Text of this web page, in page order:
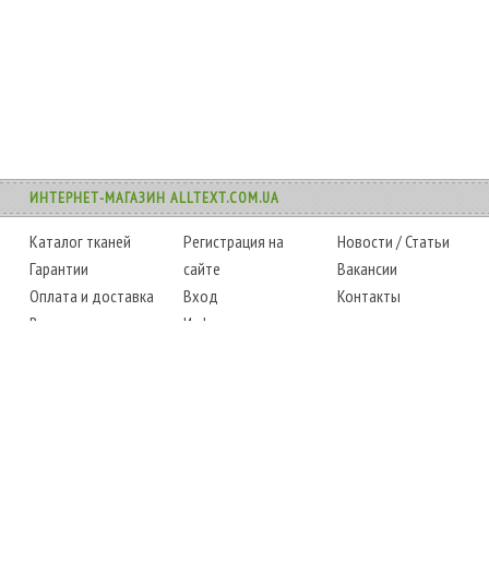
ИНТЕРНЕТ-МАГАЗИН ALLTEXT.COM.UA
Каталог тканей
Гарантии
Оплата и доставка
Возврат товара
Регистрация на
сайте
Вход
Информация
Новости /Статьи
Вакансии
Контакты